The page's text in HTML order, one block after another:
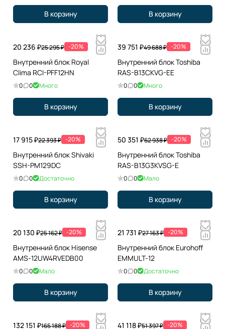
В корзину В корзину
20 236 ₽25 295 ₽ -20%
Внутренний блок Royal
Clima RCI-PFF12HN
0 0 Много
В корзину
39 751 ₽49 688 ₽ -20%
Внутренний блок Toshiba
RAS-B13CKVG-EE
0 0 Много
В корзину
17 915 ₽22 393 ₽ -20%
Внутренний блок Shivaki
SSH-PM129DC
0 0 Достаточно
В корзину
50 351 ₽62 938 ₽ -20%
Внутренний блок Toshiba
RAS-B13G3KVSG-E
0 0 Мало
В корзину
20 130 ₽25 162 ₽ -20%
Внутренний блок Hisense
AMS-12UW4RVEDB00
0 0 Мало
В корзину
21 731 ₽27 163 ₽ -20%
Внутренний блок Eurohoff
EMMULT-12
0 0 Достаточно
В корзину
132 151 ₽165 188 ₽ -20% 41 118 ₽51 397 ₽ -20%